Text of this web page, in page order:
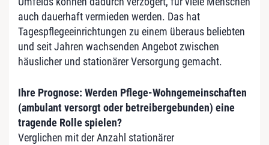
auch dauerhaft vermieden werden. Das hat
Tagespflegeeinrichtungen zu einem überaus beliebten
und seit Jahren wachsenden Angebot zwischen
häuslicher und stationärer Versorgung gemacht.
Ihre Prognose: Werden Pflege-Wohngemeinschaften
(ambulant versorgt oder betreibergebunden) eine
tragende Rolle spielen?
Verglichen mit der Anzahl stationärer